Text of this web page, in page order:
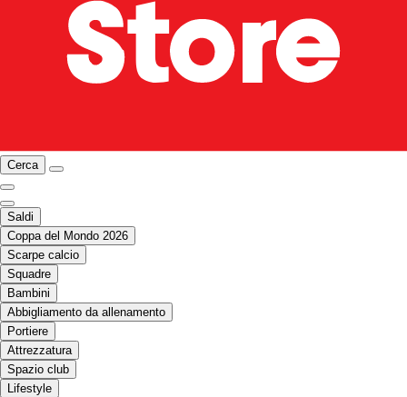
Cerca
Saldi
Coppa del Mondo 2026
Scarpe calcio
Squadre
Bambini
Abbigliamento da allenamento
Portiere
Attrezzatura
Spazio club
Lifestyle